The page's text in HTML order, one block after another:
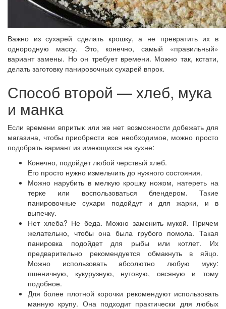
Важно из сухарей сделать крошку, а не превратить их в
однородную массу. Это, конечно, самый «правильный»
вариант замены. Но он требует времени. Можно так, кстати,
делать заготовку панировочных сухарей впрок.
Способ второй — хлеб, мука
и манка
Если времени впритык или же нет возможности добежать для
магазина, чтобы приобрести все необходимое, можно просто
подобрать вариант из имеющихся на кухне:
Конечно, подойдет любой черствый хлеб.
Его просто нужно измельчить до нужного состояния.
Можно нарубить в мелкую крошку ножом, натереть на
терке или воспользоваться блендером. Такие
панировочные сухари подойдут и для жарки, и в
выпечку.
Нет хлеба? Не беда. Можно заменить мукой. Причем
желательно, чтобы она была грубого помола. Такая
панировка подойдет для рыбы или котлет. Их
предварительно рекомендуется обмакнуть в яйцо.
Можно использовать абсолютно любую муку:
пшеничную, кукурузную, нутовую, овсяную и тому
подобное.
Для более плотной корочки рекомендуют использовать
манную крупу. Она подходит практически для любых